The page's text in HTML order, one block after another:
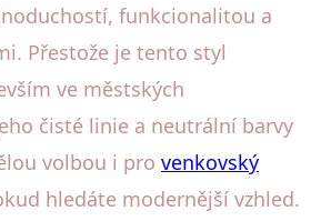
funkcionalitou a
Přestože je tento styl
ve městských
čisté linie a neutrální barvy
volbou i pro venkovský
hledáte modernější vzhled.